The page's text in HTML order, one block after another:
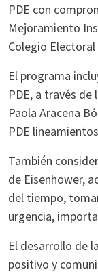
PDE con
Mejoramiento
Colegio Electoral
El programa
PDE, a través
Paola Aracena
PDE
También
de Eisenhower,
del tiempo,
urgencia,
El desarrollo de
positivo y